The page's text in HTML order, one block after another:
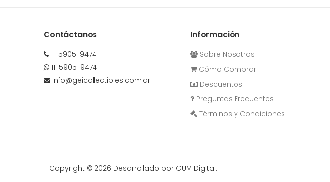
Contáctanos
11-5905-9474
11-5905-9474
info@geicollectibles.com.ar
Información
Sobre Nosotros
Cómo Comprar
Descuentos
Preguntas Frecuentes
Términos y Condiciones
Copyright © 2026 Desarrollado por GUM Digital.